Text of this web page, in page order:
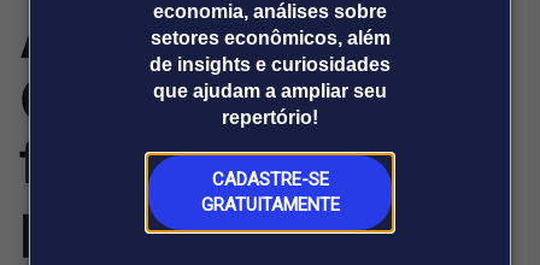
economia, análises sobre
setores econômicos, além
de insights e curiosidades
que ajudam a ampliar seu
repertório!
CADASTRE-SE
GRATUITAMENTE
Broadcast
Broadcast+
O mercado
financeiro em
tempo real
Sobre nós Releases Broadcast
Prêmio Broadcast
Analistas
Prêmio Broadcast
Empresas
Agências de
comunicação
Releases
ANP: fase da
Carbono Oculto
foi deflagrada a
partir de